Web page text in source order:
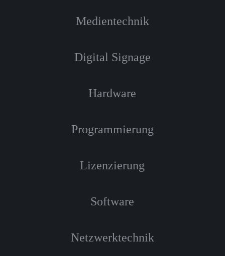
Medientechnik
Digital Signage
Hardware
Programmierung
Lizenzierung
Software
Netzwerktechnik